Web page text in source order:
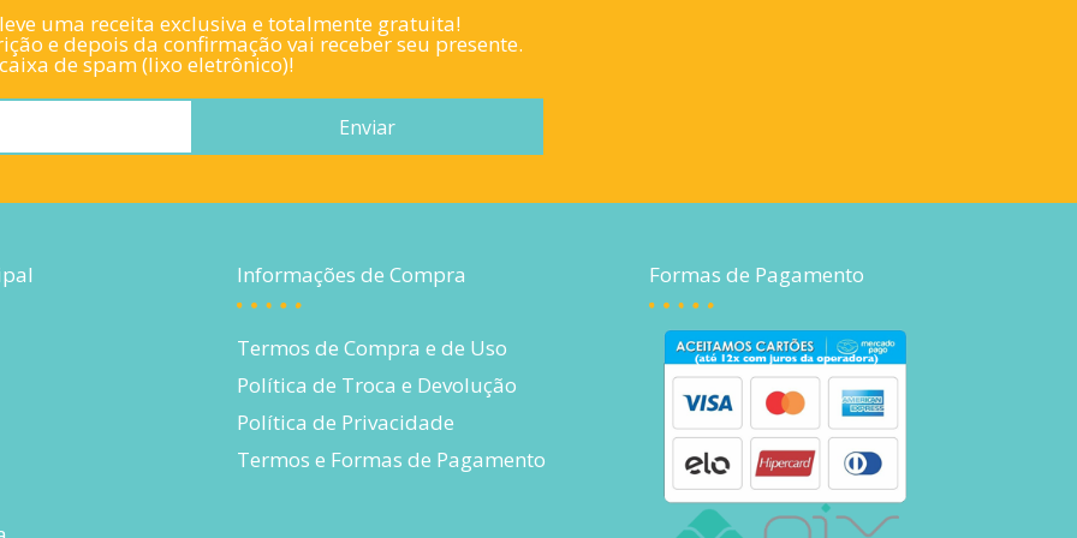
uma receita exclusiva e totalmente gratuita!
e depois da confirmação vai receber seu presente.
de spam (lixo eletrônico)!
Enviar
Informações de Compra
Termos de Compra e de Uso
Política de Troca e Devolução
Política de Privacidade
Termos e Formas de Pagamento
Formas de Pagamento